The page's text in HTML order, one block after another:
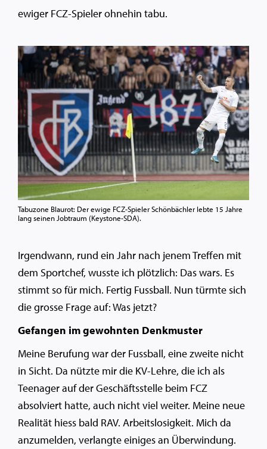
ewiger FCZ-Spieler ohnehin tabu.
Tabuzone Blaurot: Der ewige FCZ-Spieler Schönbächler lebte 15 Jahre
lang seinen Jobtraum (Keystone-SDA).
Irgendwann, rund ein Jahr nach jenem Treffen mit
dem Sportchef, wusste ich plötzlich: Das wars. Es
stimmt so für mich. Fertig Fussball. Nun türmte sich
die grosse Frage auf: Was jetzt?
Gefangen im gewohnten Denkmuster
Meine Berufung war der Fussball, eine zweite nicht
in Sicht. Da nützte mir die KV-Lehre, die ich als
Teenager auf der Geschäftsstelle beim FCZ
absolviert hatte, auch nicht viel weiter. Meine neue
Realität hiess bald RAV. Arbeitslosigkeit. Mich da
anzumelden, verlangte einiges an Überwindung.